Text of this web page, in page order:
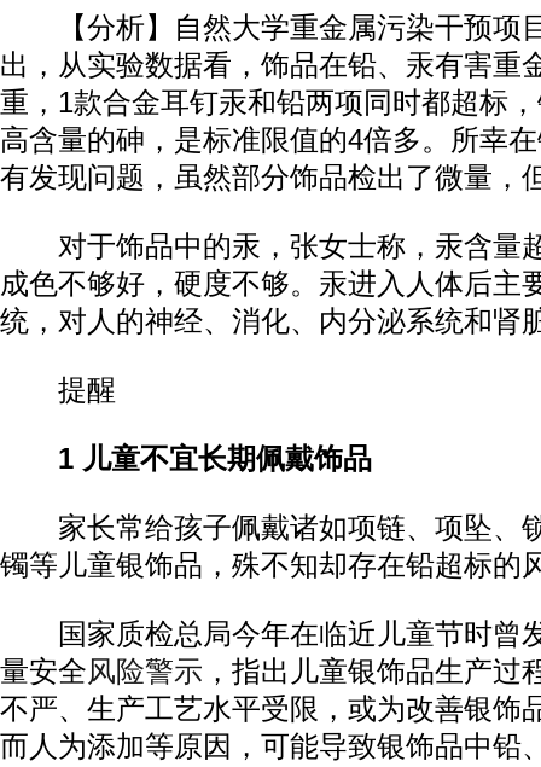
【分析】自然大学重金属污染干预项
出，从实验数据看，饰品在铅、汞有害重
重，1款合金耳钉汞和铅两项同时都超标
高含量的砷，是标准限值的4倍多。所幸
有发现问题，虽然部分饰品检出了微量，
对于饰品中的汞，张女士称，汞含量
成色不够好，硬度不够。汞进入人体后主
统，对人的神经、消化、内分泌系统和肾
提醒
1 儿童不宜长期佩戴饰品
家长常给孩子佩戴诸如项链、项坠、
镯等儿童银饰品，殊不知却存在铅超标的
国家质检总局今年在临近儿童节时曾
量安全风险警示 ，指出儿童银饰品生产过
不严、生产工艺水平受限，或为改善银饰
而人为添加等原因，可能导致银饰品中铅